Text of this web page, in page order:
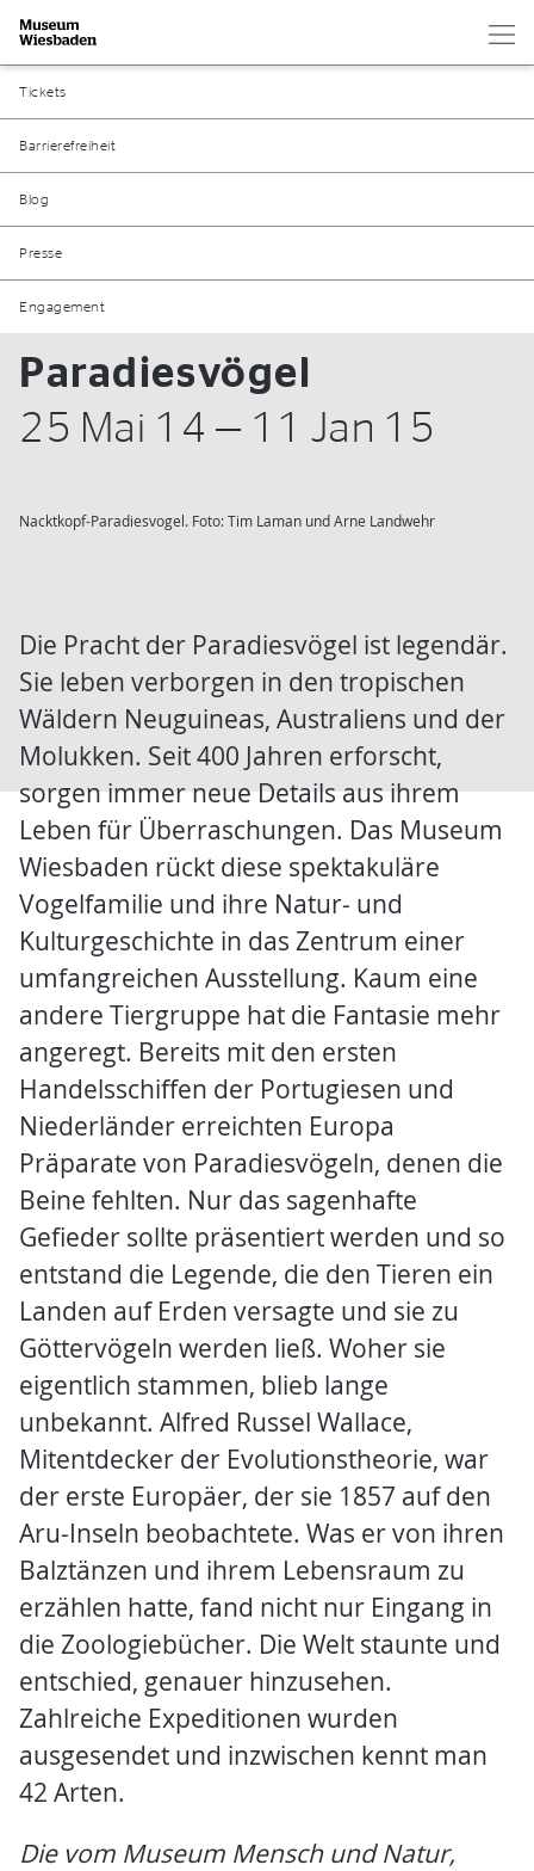
Zur Startseite
Tickets
Barrierefreiheit
Blog
Presse
Engagement
Paradiesvögel
25 Mai 14 — 11 Jan 15
Nacktkopf-Paradiesvogel. Foto: Tim Laman und Arne Landwehr
Die Pracht der Paradiesvögel ist legendär.
Sie leben verborgen in den tropischen
Wäldern Neuguineas, Australiens und der
Molukken. Seit 400 Jahren erforscht,
sorgen immer neue Details aus ihrem
Leben für Überraschungen. Das Museum
Wiesbaden rückt diese spektakuläre
Vogelfamilie und ihre Natur- und
Kulturgeschichte in das Zentrum einer
umfangreichen Ausstellung. Kaum eine
andere Tiergruppe hat die Fantasie mehr
angeregt. Bereits mit den ersten
Handelsschiffen der Portugiesen und
Niederländer erreichten Europa
Präparate von Paradiesvögeln, denen die
Beine fehlten. Nur das sagenhafte
Gefieder sollte präsentiert werden und so
entstand die Legende, die den Tieren ein
Landen auf Erden versagte und sie zu
Göttervögeln werden ließ. Woher sie
eigentlich stammen, blieb lange
unbekannt. Alfred Russel Wallace,
Mitentdecker der Evolutionstheorie, war
der erste Europäer, der sie 1857 auf den
Aru-Inseln beobachtete. Was er von ihren
Balztänzen und ihrem Lebensraum zu
erzählen hatte, fand nicht nur Eingang in
die Zoologiebücher. Die Welt staunte und
entschied, genauer hinzusehen.
Zahlreiche Expeditionen wurden
ausgesendet und inzwischen kennt man
42 Arten.
Die vom Museum Mensch und Natur,